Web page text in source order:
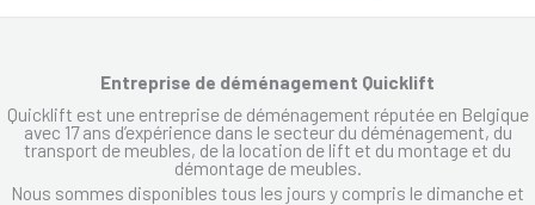
Entreprise de déménagement Quicklift
Quicklift est une entreprise de déménagement réputée en Belgique
avec 17 ans d’expérience dans le secteur du déménagement, du
transport de meubles, de la location de lift et du montage et du
démontage de meubles.
Nous sommes disponibles tous les jours y compris le dimanche et